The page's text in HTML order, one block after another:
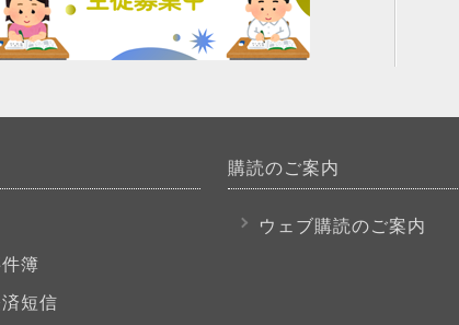
簿
短信
購読のご案内
ウェブ購読のご案内